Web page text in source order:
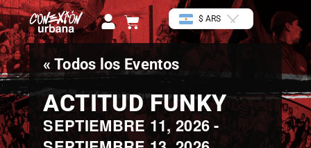
Ir
al
contenido
U
s
r
Cart $ ARS
« Todos los Eventos
ACTITUD FUNKY
SEPTIEMBRE 11, 2026 -